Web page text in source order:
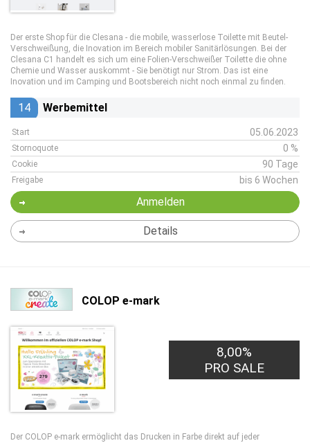
Der erste Shop für die Clesana - die mobile, wasserlose Toilette mit Beutel-
Verschweißung, die Inovation im Bereich mobiler Sanitärlösungen. Bei der
Clesana C1 handelt es sich um eine Folien-Verschweißer Toilette die ohne
Chemie und Wasser auskommt - Sie benötigt nur Strom. Das ist eine
Inovation und im Camping und Bootsbereich nicht noch einmal zu finden.
14 Werbemittel
Start 05.06.2023
Stornoquote 0 %
Cookie 90 Tage
Freigabe bis 6 Wochen
Anmelden
Details
COLOP e-mark
8,00%
PRO SALE
Der COLOP e-mark ermöglicht das Drucken in Farbe direkt auf jeder